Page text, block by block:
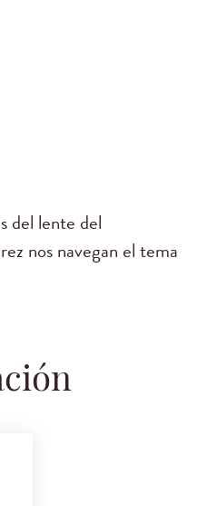
del lente del
nos navegan el tema